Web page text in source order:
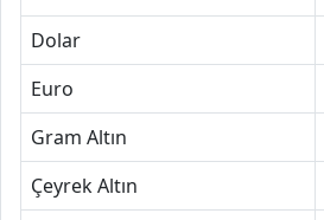
Dolar
Euro
Gram Altın
Çeyrek Altın